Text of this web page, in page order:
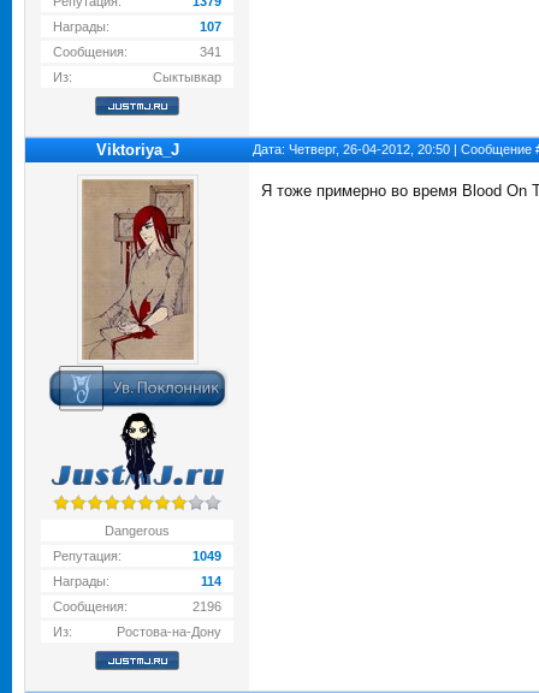
Награды:
107
Сообщения:
341
Из:
Сыктывкар
Viktoriya_J Дата: Четверг, 26-04-2012, 20:50 | Сообщение
Dangerous
Репутация:
1049
Награды:
114
Сообщения:
2196
Из:
Ростова-на-Дону
Я тоже примерно во время Blood On